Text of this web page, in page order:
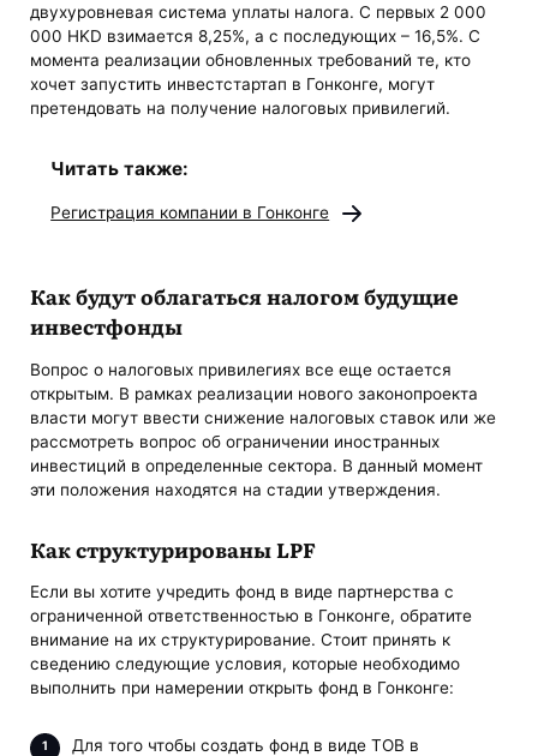
двухуровневая система уплаты налога. С первых 2 000
000 HKD взимается 8,25%, а с последующих – 16,5%. С
момента реализации обновленных требований те, кто
хочет запустить инвестстартап в Гонконге, могут
претендовать на получение налоговых привилегий.
Читать также:
Регистрация компании в Гонконге
Как будут облагаться налогом будущие
инвестфонды
Вопрос о налоговых привилегиях все еще остается
открытым. В рамках реализации нового законопроекта
власти могут ввести снижение налоговых ставок или же
рассмотреть вопрос об ограничении иностранных
инвестиций в определенные сектора. В данный момент
эти положения находятся на стадии утверждения.
Как структурированы LPF
Если вы хотите учредить фонд в виде партнерства с
ограниченной ответственностью в Гонконге, обратите
внимание на их структурирование. Стоит принять к
сведению следующие условия, которые необходимо
выполнить при намерении открыть фонд в Гонконге:
Для того чтобы создать фонд в виде ТОВ в